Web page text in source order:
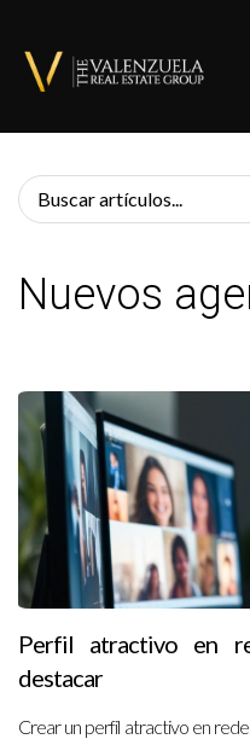
Nuevos
Perfil atractivo en
destacar
Crear un perfil atractivo en